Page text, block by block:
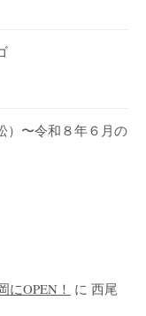
）〜令和８年６月の
にOPEN！ に 西尾